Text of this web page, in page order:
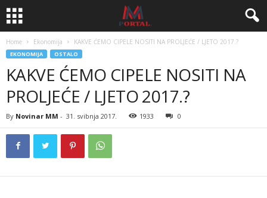
Home Ekonomija KAKVE ĆEMO CIPELE NOSITI NA PROLJEĆE / LJETO 2017.?
EKONOMIJA OSTALO
KAKVE ĆEMO CIPELE NOSITI NA
PROLJEĆE / LJETO 2017.?
By Novinar MM - 31. svibnja 2017. 1933 0